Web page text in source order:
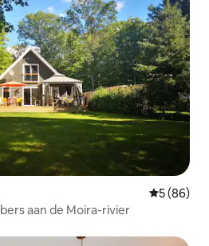
5 (86)
aan de Moira-rivier